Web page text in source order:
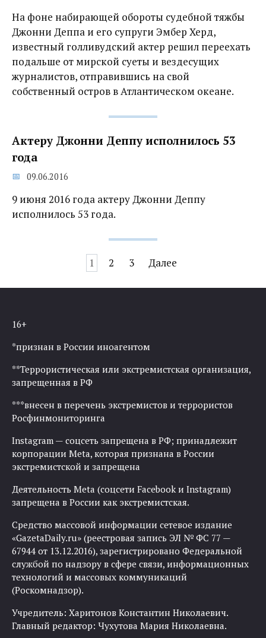
На фоне набирающей обороты судебной тяжбы
Джонни Деппа и его супруги Эмбер Херд,
известный голливудский актер решил переехать
подальше от мирской суеты и вездесущих
журналистов, отправившись на свой
собственный остров в Атлантическом океане.
Актеру Джонни Деппу исполнилось 53
года
09.06.2016
9 июня 2016 года актеру Джонни Деппу
исполнилось 53 года.
записям
1 2 3 Далее
16+
*признан в России иноагентом
**Террористическая или экстремистская организация,
запрещенная в РФ
***внесен в перечень экстремистов и террористов
Росфинмониторинга
Instagram — соцсеть запрещена в РФ; принадлежит
корпорации Meta, которая признана в России
экстремистской и запрещена
Деятельность Meta (соцсети Facebook и Instagram)
запрещена в России как экстремистская.
Средство массовой информации сетевое издание
«GazetaDaily.ru» (реестровая запись ЭЛ № ФС 77 —
67944 от 13.12.2016), зарегистрировано Федеральной
службой по надзору в сфере связи, информационных
технологий и массовых коммуникаций
(Роскомнадзор).
Учредитель: Харитонов Константин Николаевич.
Главный редактор: Чухутова Мария Николаевна.